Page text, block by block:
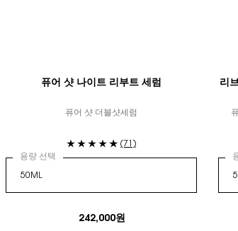
퓨어 샷 나이트 리부트 세럼
퓨어 샷 더블샷세럼
(71)
용량 선택
242,000원
리